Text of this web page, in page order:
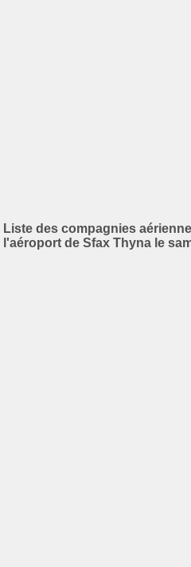
Liste des compagnies
l'aéroport de Sfax Thyna le